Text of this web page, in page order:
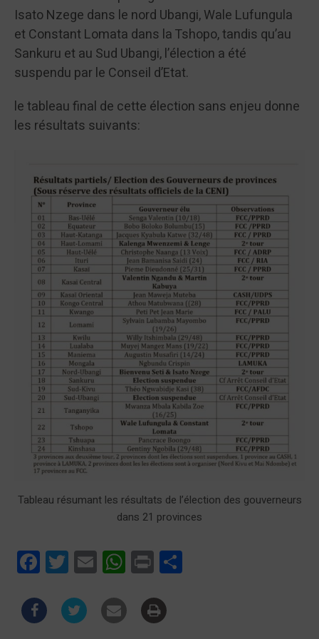
Isato Nzege dans le nord Ubangi, Wale Lufungula
et Constant Lomata dans la Tshopo, tandis qu’au
Sankuru et au Sud Ubangi, l’élection a été
suspendu par le Conseil d’Etat.
le tableau final de cette élection sans enjeu donne
les résultats suivants:
Tableau résumant les résultats de l’élection des gouverneurs
dans 21 provinces
FacebookTwitterEmail WhatsApp
Print